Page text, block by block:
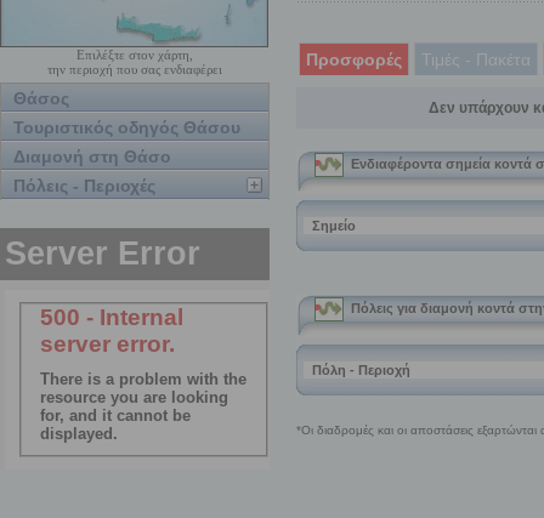
Επιλέξτε στον χάρτη,
την περιοχή που σας ενδιαφέρει
Θάσος
Τουριστικός οδηγός Θάσου
Διαμονή στη Θάσο
Πόλεις - Περιοχές
Προσφορές Τιμές - Πακέτα
Δεν υπάρχουν